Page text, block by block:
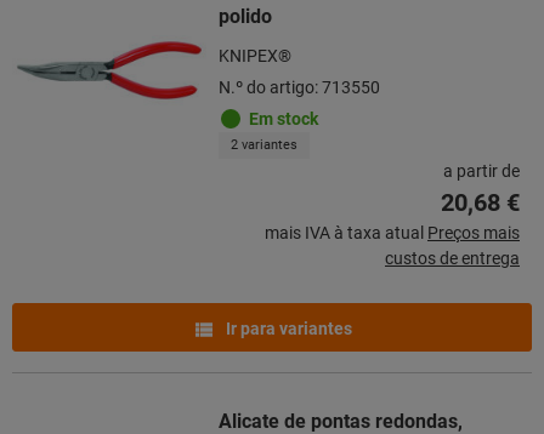
polido
KNIPEX®
N.º do artigo: 713550
Em stock
2 variantes
a partir de
20,68 €
mais IVA à taxa atual Preços mais
custos de entrega
Ir para variantes
Alicate de pontas redondas,